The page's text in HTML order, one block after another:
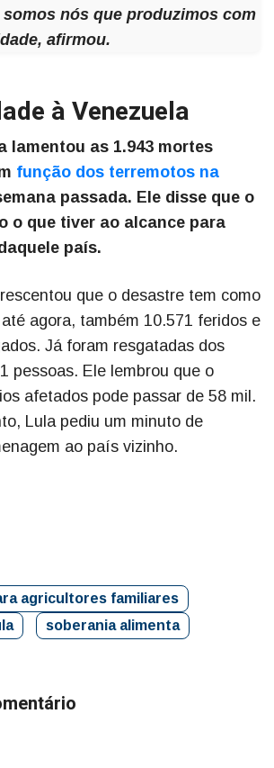
somos nós que produzimos com
afirmou.
à Venezuela
lamentou as 1.943 mortes
função dos terremotos na
passada. Ele disse que o
o que tiver ao alcance para
país.
que o desastre tem como
agora, também 10.571 feridos e
Já foram resgatadas dos
pessoas. Ele lembrou que o
afetados pode passar de 58 mil.
Lula pediu um minuto de
ao país vizinho.
agricultores familiares
soberania alimenta